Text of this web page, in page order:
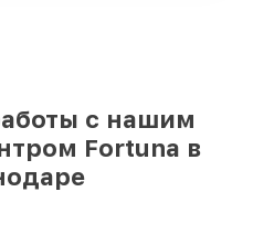
с нашим
Fortuna в